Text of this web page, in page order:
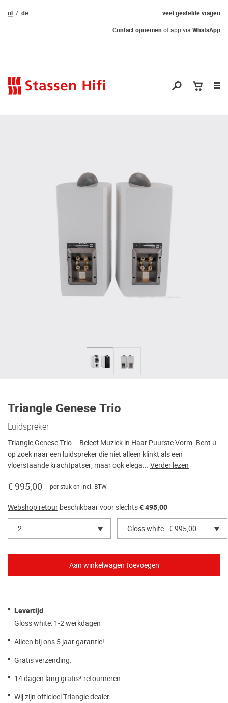
veel gestelde vragen
nl
de
Contact opnemenof app via WhatsApp
Triangle Genese Trio
Luidspreker
Triangle Genese Trio – Beleef Muziek in Haar Puurste Vorm. Bent u
op zoek naar een luidspreker die niet alleen klinkt als een
vloerstaande krachtpatser, maar ook elega... Verder lezen
€ 995,00 per stuk en incl. BTW.
Webshop retour beschikbaar voor slechts€ 495,00
2 Gloss white - € 995,00
Levertijd
Gloss white: 1-2 werkdagen
Alleen bij ons 5 jaar garantie!
Gratis verzending.
14 dagen lang gratis* retourneren.
Wij zijn officieelTriangledealer.